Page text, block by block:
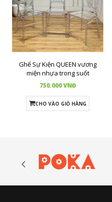
Ghế Sự Kiện QUEEN vương
miện nhựa trong suốt
750.000 VNĐ
CHO VÀO GIỎ HÀNG